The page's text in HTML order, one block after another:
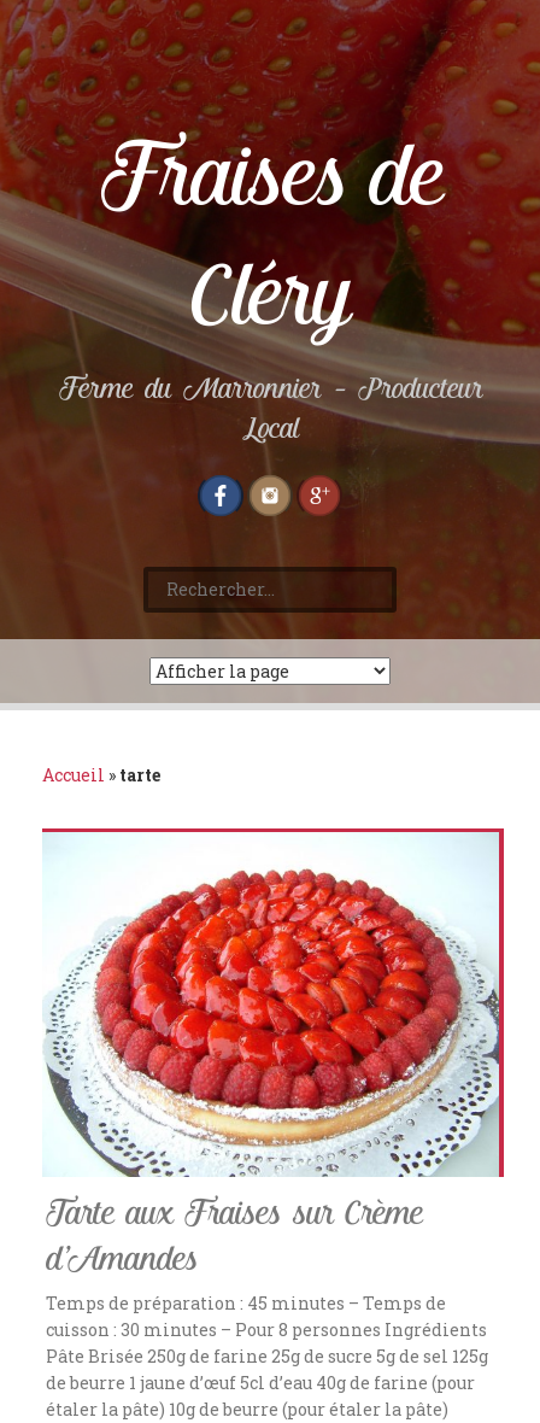
Fraises de
Cléry
Ferme du Marronnier – Producteur
Local
Rechercher :
Accueil » tarte
Tarte aux Fraises sur Crème
d’Amandes
Temps de préparation : 45 minutes – Temps de
cuisson : 30 minutes – Pour 8 personnes Ingrédients
Pâte Brisée 250g de farine 25g de sucre 5g de sel 125g
de beurre 1 jaune d’œuf 5cl d’eau 40g de farine (pour
étaler la pâte) 10g de beurre (pour étaler la pâte)